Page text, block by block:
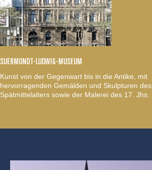
SUERMONDT-LUDWIG-MUSEUM
Kunst von der Gegenwart bis in die Antike, mit
hervorragenden Gemälden und Skulpturen des
Spätmittelalters sowie der Malerei des 17. Jhs.